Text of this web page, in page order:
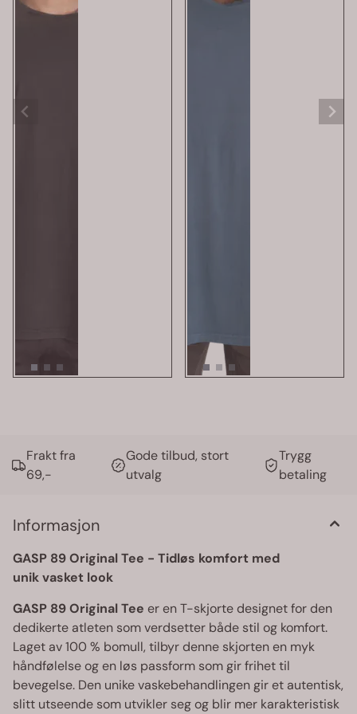
Frakt fra
69,-
Gode tilbud, stort
utvalg
Trygg
betaling
Informasjon
GASP 89 Original Tee - Tidløs komfort med
unik vasket look
GASP 89 Original Tee er en T-skjorte designet for den
dedikerte atleten som verdsetter både stil og komfort.
Laget av 100 % bomull, tilbyr denne skjorten en myk
håndfølelse og en løs passform som gir frihet til
bevegelse. Den unike vaskebehandlingen gir et autentisk,
slitt utseende som utvikler seg og blir mer karakteristisk